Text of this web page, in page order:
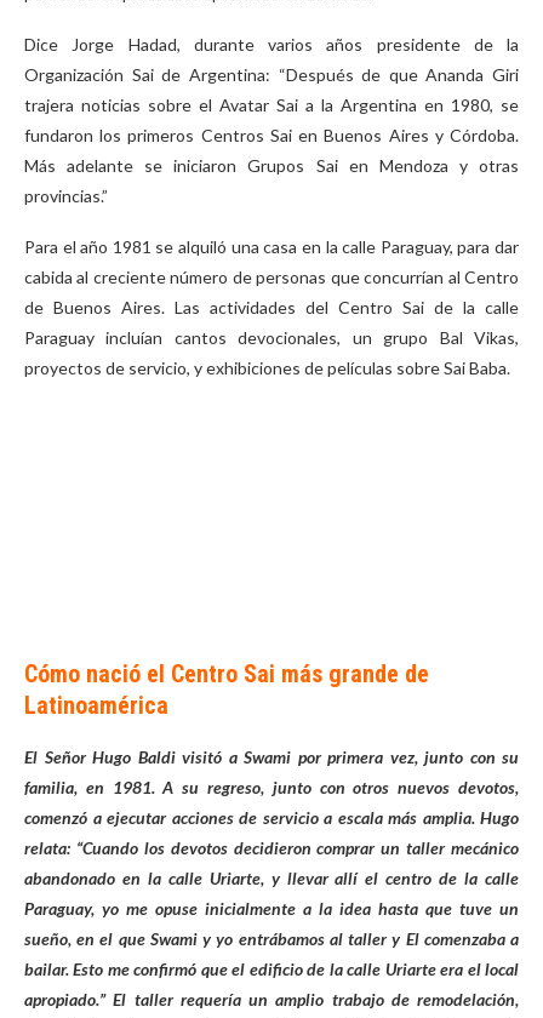
Dice Jorge Hadad, durante varios años presidente de la
Organización Sai de Argentina: “Después de que Ananda Giri
trajera noticias sobre el Avatar Sai a la Argentina en 1980, se
fundaron los primeros Centros Sai en Buenos Aires y Córdoba.
Más adelante se iniciaron Grupos Sai en Mendoza y otras
provincias.”
Para el año 1981 se alquiló una casa en la calle Paraguay, para dar
cabida al creciente número de personas que concurrían al Centro
de Buenos Aires. Las actividades del Centro Sai de la calle
Paraguay incluían cantos devocionales, un grupo Bal Vikas,
proyectos de servicio, y exhibiciones de películas sobre Sai Baba.
Cómo nació el Centro Sai más grande de
Latinoamérica
El Señor Hugo Baldi visitó a Swami por primera vez, junto con su
familia, en 1981. A su regreso, junto con otros nuevos devotos,
comenzó a ejecutar acciones de servicio a escala más amplia. Hugo
relata: “Cuando los devotos decidieron comprar un taller mecánico
abandonado en la calle Uriarte, y llevar allí el centro de la calle
Paraguay, yo me opuse inicialmente a la idea hasta que tuve un
sueño, en el que Swami y yo entrábamos al taller y El comenzaba a
bailar. Esto me confirmó que el edificio de la calle Uriarte era el local
apropiado.” El taller requería un amplio trabajo de remodelación,